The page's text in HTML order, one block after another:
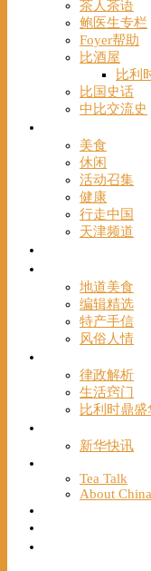
茶人茶语
鲍医生专栏
Foyer帮助
比酒屋
比利
比国史话
中比交流史
美食
休闲
活动召集
健康
行走中国
天津频道
地道美食
编辑精选
特产手信
风俗人情
律政解析
生活窍门
比利时鼎
新华快讯
Tea Talk
About China